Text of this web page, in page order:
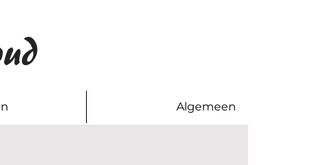
Algemeen